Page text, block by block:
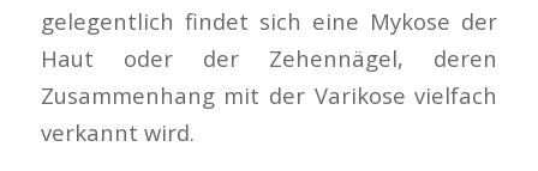
gelegentlich findet sich eine Mykose der
Haut oder der Zehennägel, deren
Zusammenhang mit der Varikose vielfach
verkannt wird.